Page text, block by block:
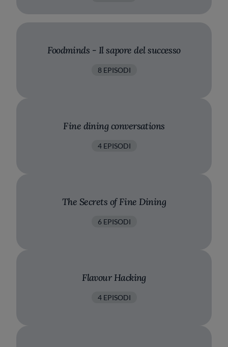
Foodminds - Il sapore del successo
8 EPISODI
Fine dining conversations
4 EPISODI
The Secrets of Fine Dining
6 EPISODI
Flavour Hacking
4 EPISODI